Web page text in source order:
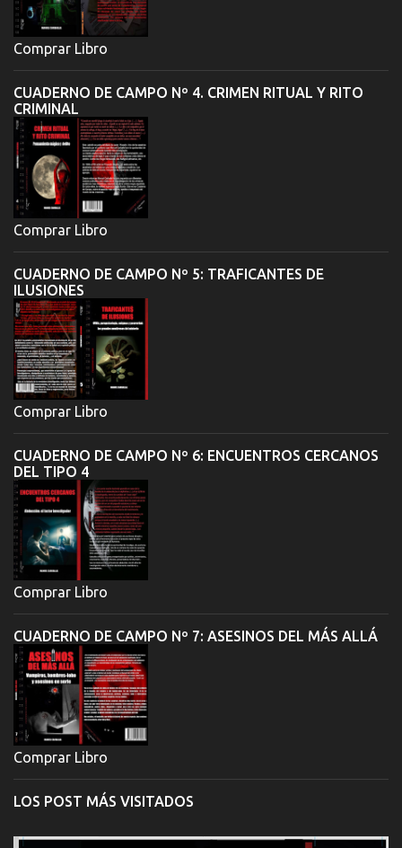
Comprar Libro
CUADERNO DE CAMPO Nº 4. CRIMEN RITUAL Y RITO
CRIMINAL
Comprar Libro
CUADERNO DE CAMPO Nº 5: TRAFICANTES DE
ILUSIONES
Comprar Libro
CUADERNO DE CAMPO Nº 6: ENCUENTROS CERCANOS
DEL TIPO 4
Comprar Libro
CUADERNO DE CAMPO Nº 7: ASESINOS DEL MÁS ALLÁ
Comprar Libro
LOS POST MÁS VISITADOS